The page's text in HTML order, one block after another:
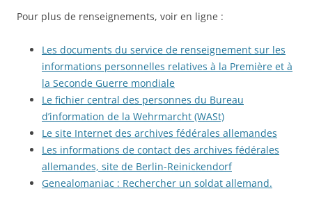
Pour plus de renseignements, voir en ligne :
Les documents du service de renseignement sur les
informations personnelles relatives à la Première et à
la Seconde Guerre mondiale
Le fichier central des personnes du Bureau
d’information de la Wehrmarcht (WASt)
Le site Internet des archives fédérales allemandes
Les informations de contact des archives fédérales
allemandes, site de Berlin-Reinickendorf
Genealomaniac : Rechercher un soldat allemand.